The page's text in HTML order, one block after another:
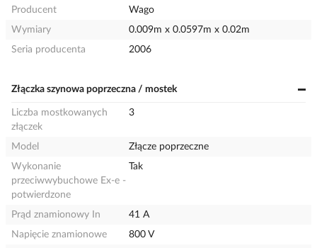
Producent
Wago
Wymiary
0.009m x 0.0597m x 0.02m
Seria producenta
2006
Złączka szynowa poprzeczna / mostek
Liczba mostkowanych
złączek
3
Model
Złącze poprzeczne
Wykonanie
przeciwwybuchowe Ex-e -
potwierdzone
Tak
Prąd znamionowy In
41 A
Napięcie znamionowe
800 V